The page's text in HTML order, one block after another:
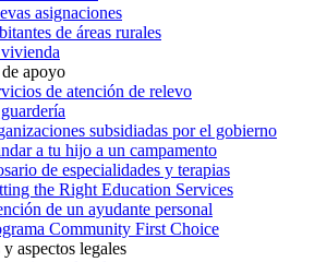
asignaciones
de áreas rurales
apoyo
de atención de relevo
subsidiadas por el gobierno
a tu hijo a un campamento
de especialidades y terapias
the Right Education Services
de un ayudante personal
Community First Choice
aspectos legales